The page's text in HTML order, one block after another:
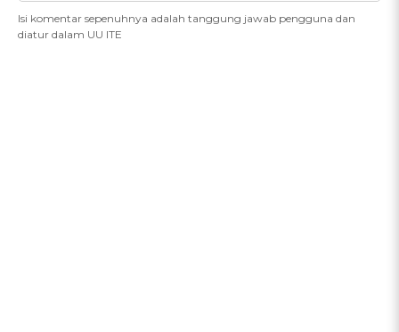
Isi komentar sepenuhnya adalah tanggung jawab pengguna dan
diatur dalam UU ITE